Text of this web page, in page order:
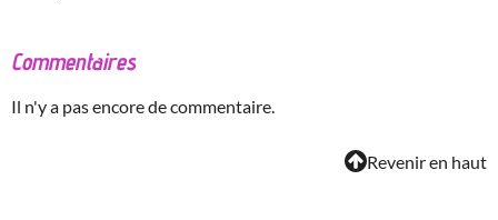
Commentaires
Il n'y a pas encore de commentaire.
Revenir en haut